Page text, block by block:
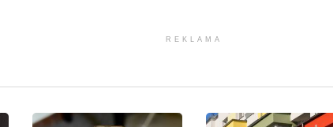
REKLAMA